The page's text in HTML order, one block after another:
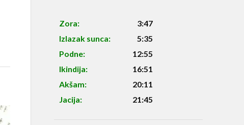
Zora:
3:47
Izlazak sunca:
5:35
Podne:
12:55
Ikindija:
16:51
Akšam:
20:11
Jacija:
21:45